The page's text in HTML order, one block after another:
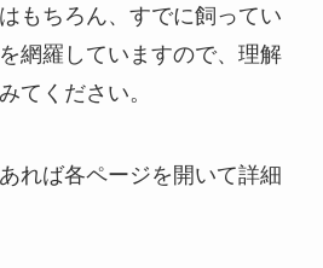
もちろん、すでに飼ってい
網羅していますので、理解
てください。
れば各ページを開いて詳細